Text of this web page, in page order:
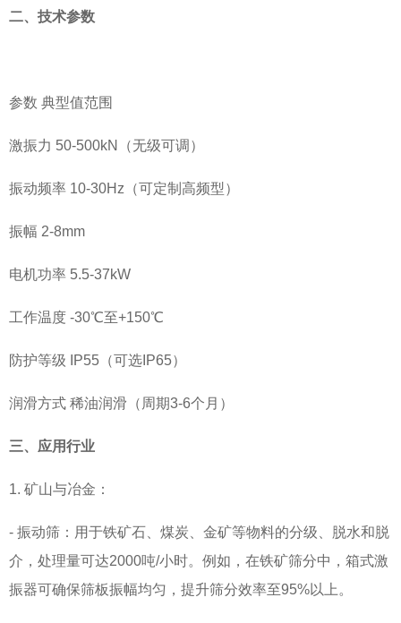
二、技术参数
参数 典型值范围
激振力 50-500kN（无级可调）
振动频率 10-30Hz（可定制高频型）
振幅 2-8mm
电机功率 5.5-37kW
工作温度 -30℃至+150℃
防护等级 IP55（可选IP65）
润滑方式 稀油润滑（周期3-6个月）
三、应用行业
1. 矿山与冶金：
- 振动筛：用于铁矿石、煤炭、金矿等物料的分级、脱水和脱
介，处理量可达2000吨/小时。例如，在铁矿筛分中，箱式激
振器可确保筛板振幅均匀，提升筛分效率至95%以上。